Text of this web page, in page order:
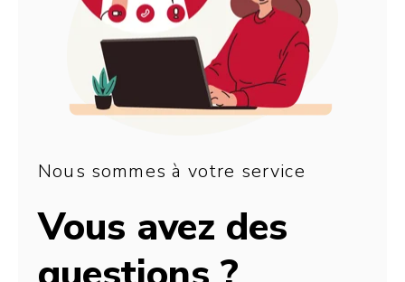
Nous sommes à votre service
Vous avez des